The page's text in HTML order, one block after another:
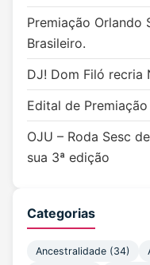
Premiação Orlando
Brasileiro.
DJ! Dom Filó recria
Edital de
OJU – Roda Sesc
sua 3ª edição
Categorias
Ancestralidade (34)